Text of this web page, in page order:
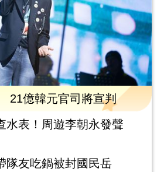
21億韓元官司將宣判
水表！周遊李朝永發聲
友吃鍋被封國民岳